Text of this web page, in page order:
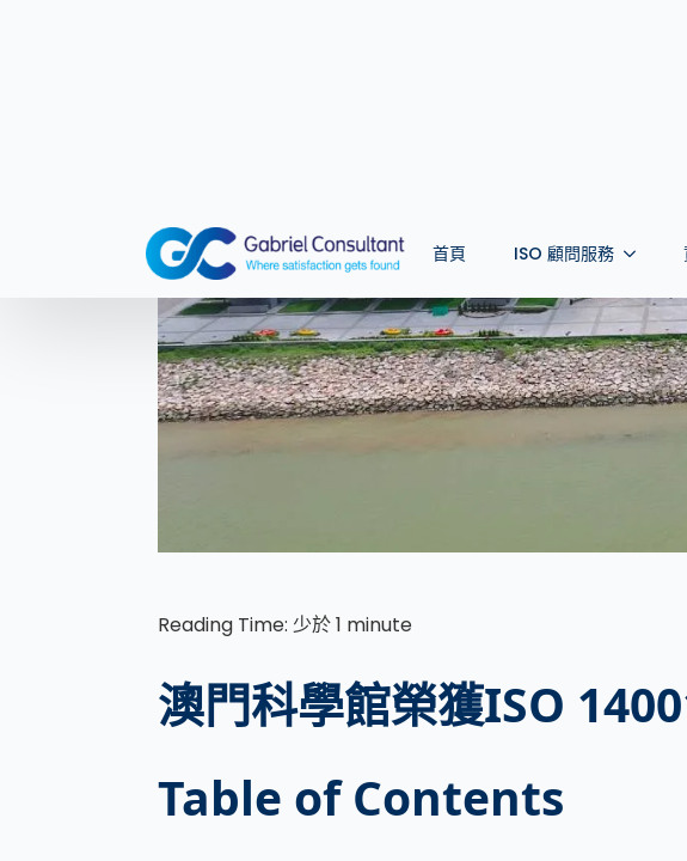
Reading Time: 少於 1 minute
澳門科學館榮獲ISO
Table of Contents